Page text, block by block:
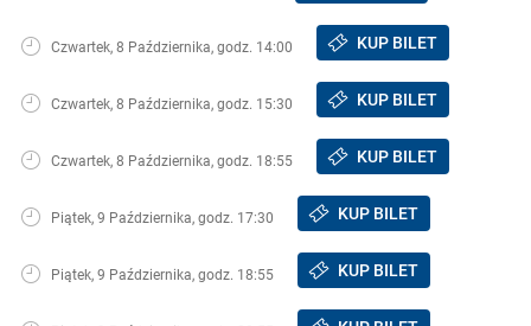
Czwartek, 8 Października, godz. 14:00 KUP BILET
Czwartek, 8 Października, godz. 15:30 KUP BILET
Czwartek, 8 Października, godz. 18:55 KUP BILET
Piątek, 9 Października, godz. 17:30 KUP BILET
Piątek, 9 Października, godz. 18:55 KUP BILET